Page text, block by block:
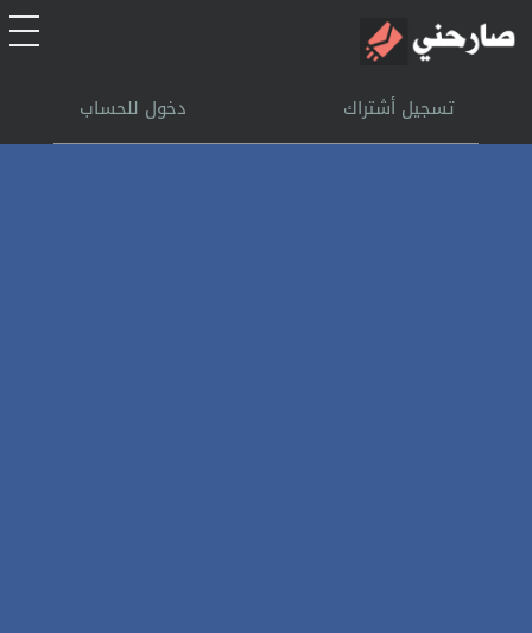
الرئيسيةتسجيل أشتراك دخول للحساب